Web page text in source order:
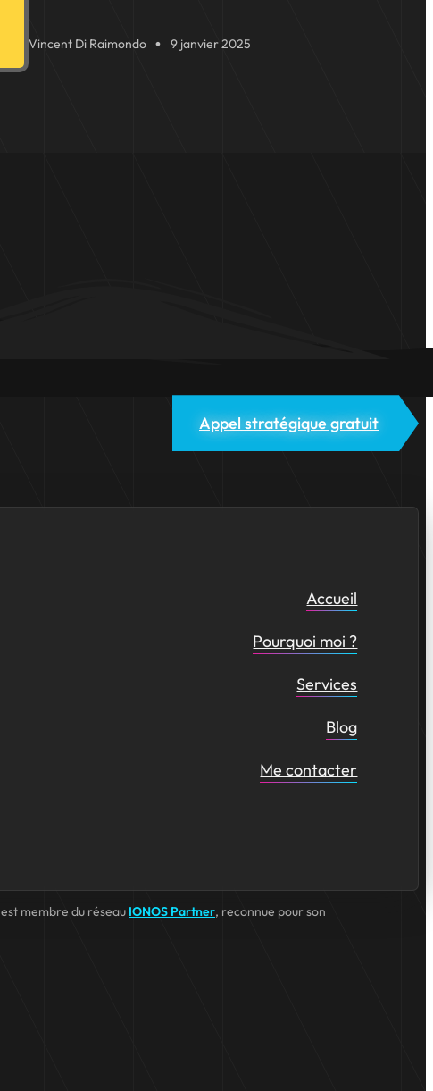
Vincent Di Raimondo 9 janvier 2025
Appel stratégique gratuit
Accueil
Pourquoi moi ?
Services
Blog
Me contacter
est membre du réseau IONOS Partner, reconnue pour son